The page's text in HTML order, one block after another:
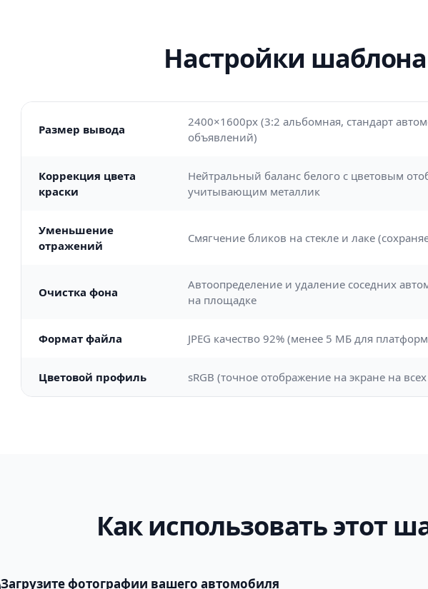
Настройки шаблона
Размер вывода
2400×1600px (3:2 альбомная, стандарт
объявлений)
Коррекция цвета
краски
Нейтральный баланс белого с цветовым
учитывающим металлик
Уменьшение
отражений
Смягчение бликов на стекле и лаке
Очистка фона
Автоопределение и удаление соседних
на площадке
Формат файла JPEG качество 92% (менее 5 МБ для
Цветовой профиль sRGB (точное отображение на экране на
Как использовать этот
Загрузите фотографии вашего автомобиля